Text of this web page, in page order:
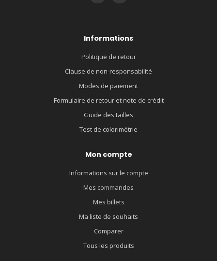
Informations
Politique de retour
Clause de non-responsabilité
Modes de paiement
Formulaire de retour et note de crédit
Guide des tailles
Test de colorimétrie
Mon compte
Informations sur le compte
Mes commandes
Mes billets
Ma liste de souhaits
Comparer
Tous les produits